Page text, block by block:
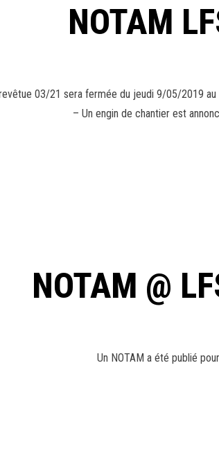
NOTAM
03/21 sera fermée du jeudi 9/05/2019
– Un engin de chantier est
NOTAM @
Un NOTAM a été publié